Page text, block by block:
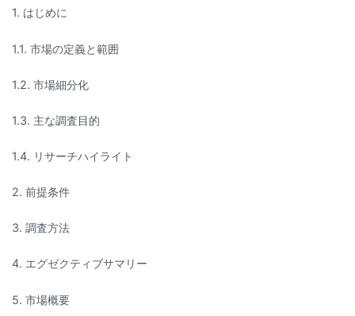
1. はじめに
1.1. 市場の定義と範囲
1.2. 市場細分化
1.3. 主な調査目的
1.4. リサーチハイライト
2. 前提条件
3. 調査方法
4. エグゼクティブサマリー
5. 市場概要